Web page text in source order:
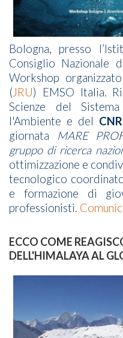
Bologna, presso
Consiglio Nazionale
Workshop
(JRU) EMSO Italia.
Scienze del
l'Ambiente e del
giornata
MARE
gruppo di ricerca
ottimizzazione e
tecnologico
e formazione di
professionisti.
ECCO COME
DELL'HIMALAYA AL